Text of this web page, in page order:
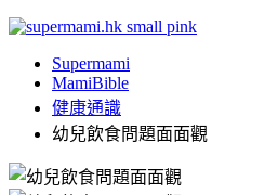
Supermami
MamiBible
健康通識
幼兒飲食問題面面觀